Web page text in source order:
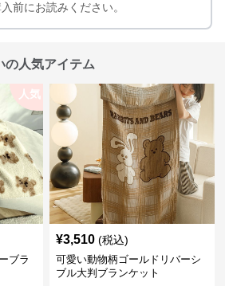
前にお読みください。
の人気アイテム
人気
ブラ
¥3,510 (税込)
可愛い動物柄ゴールドリバーシ
ブル大判ブランケット